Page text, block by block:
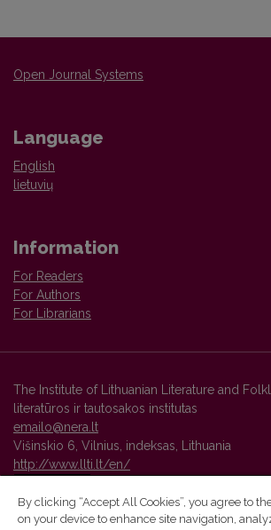
Open Journal Systems
Language
English
lietuvių
Information
For Readers
For Authors
For Librarians
The Institute of Lithuanian Literature and
literatūros ir tautosakos institutas
emailo@nera.lt
Višinskio 6, Vilnius, indeksas, Lithuania
http://www.llti.lt/en/
By clicking “Accept All Cookies”, you agree to
on your device to enhance site navigation,